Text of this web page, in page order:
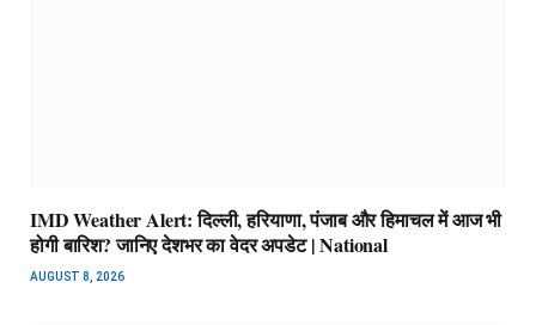
IMD Weather Alert: दिल्ली, हरियाणा, पंजाब और हिमाचल में आज भी
होगी बारिश? जानिए देशभर का वेदर अपडेट | National
AUGUST 8, 2026